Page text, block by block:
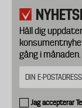
Håll dig
gång i månaden.
Jag accepterar